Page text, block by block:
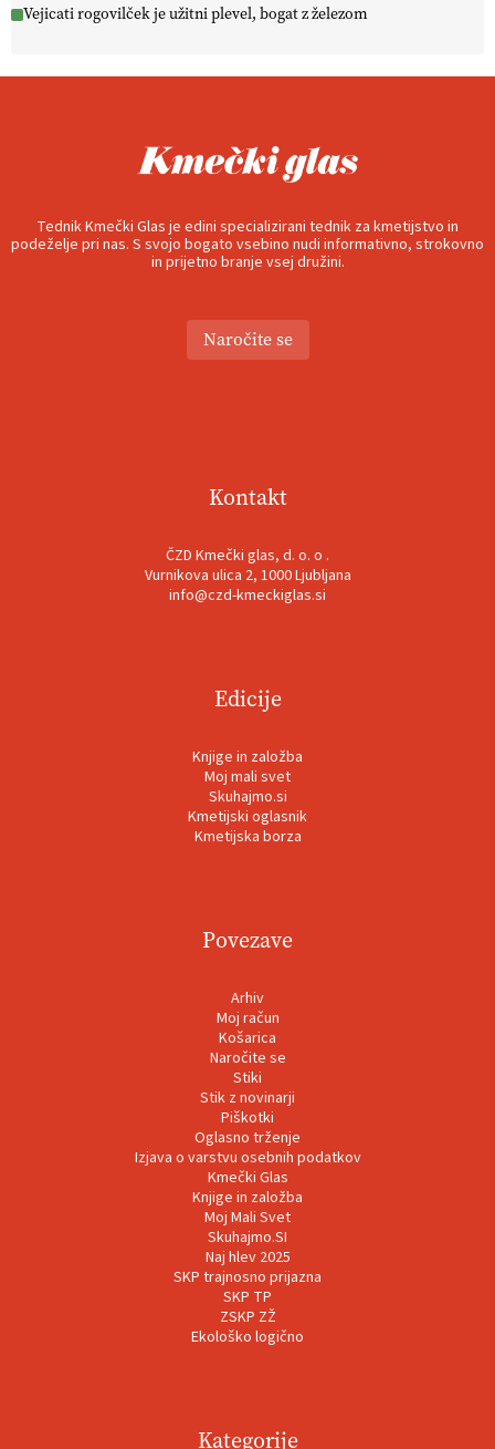
Vejicati rogovilček je užitni plevel, bogat z železom
Tednik Kmečki Glas je edini specializirani tednik za kmetijstvo in
podeželje pri nas. S svojo bogato vsebino nudi informativno, strokovno
in prijetno branje vsej družini.
Naročite se
Kontakt
ČZD Kmečki glas, d. o. o .
Vurnikova ulica 2, 1000 Ljubljana
info@czd-kmeckiglas.si
Edicije
Knjige in založba
Moj mali svet
Skuhajmo.si
Kmetijski oglasnik
Kmetijska borza
Povezave
Arhiv
Moj račun
Košarica
Naročite se
Stiki
Stik z novinarji
Piškotki
Oglasno trženje
Izjava o varstvu osebnih podatkov
Kmečki Glas
Knjige in založba
Moj Mali Svet
Skuhajmo.SI
Naj hlev 2025
SKP trajnosno prijazna
SKP TP
ZSKP ZŽ
Ekološko logično
Kategorije